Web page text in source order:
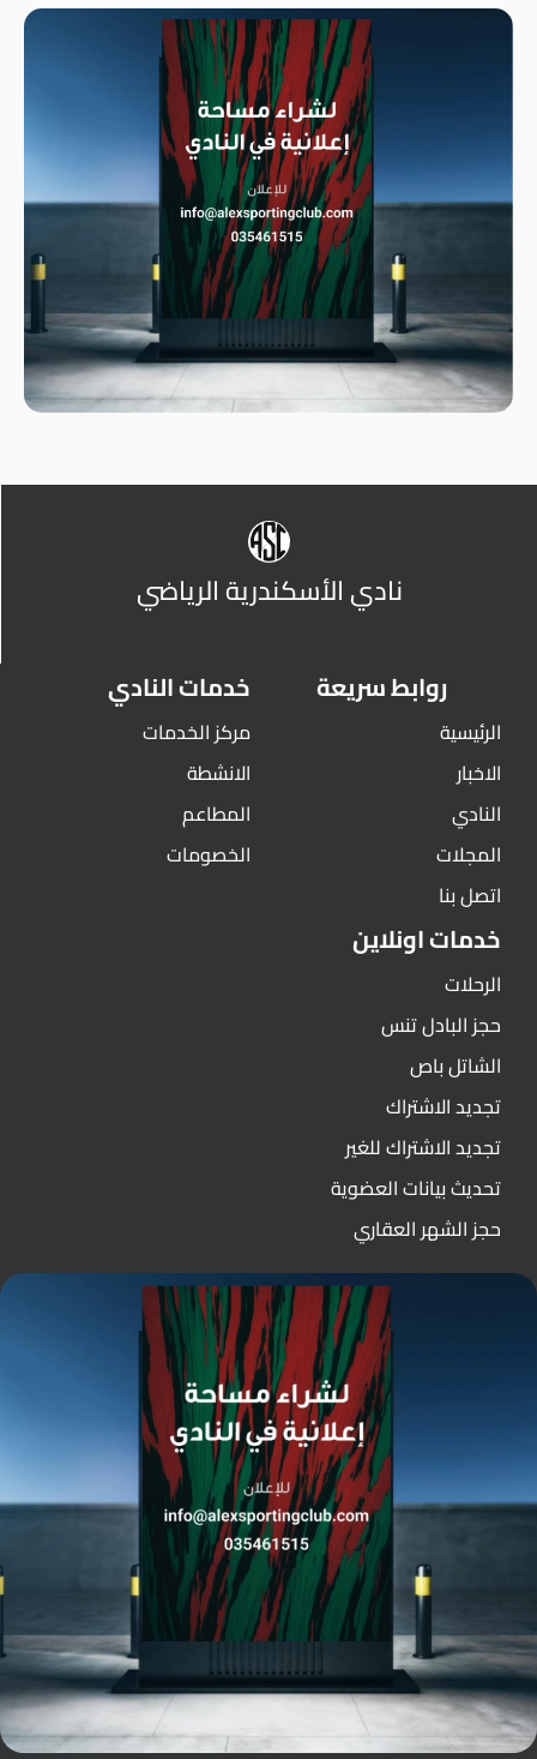
نادي الأسكندرية الرياضي
روابط سريعة
الرئيسية
الاخبار
النادي
المجلات
اتصل بنا
خدمات النادي
مركز الخدمات
الانشطة
المطاعم
الخصومات
خدمات اونلاين
الرحلات
حجز البادل تنس
الشاتل باص
تجديد الاشتراك
تجديد الاشتراك للغير
تحديث بيانات العضوية
حجز الشهر العقاري